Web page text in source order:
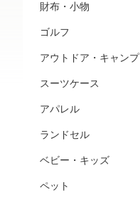
財布・小物
ゴルフ
アウトドア・キャンプ
スーツケース
アパレル
ランドセル
ベビー・キッズ
ペット